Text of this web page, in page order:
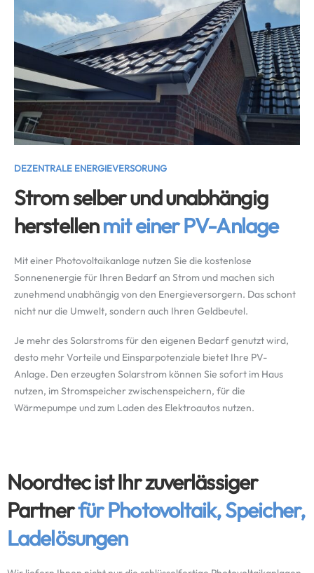
DEZENTRALE ENERGIEVERSORUNG
Strom selber und unabhängig
herstellenmit einer PV-Anlage
Mit einer Photovoltaikanlage nutzen Sie die kostenlose
Sonnenenergie für Ihren Bedarf an Strom und machen sich
zunehmend unabhängig von den Energieversorgern. Das schont
nicht nur die Umwelt, sondern auch Ihren Geldbeutel.
Je mehr des Solarstroms für den eigenen Bedarf genutzt wird,
desto mehr Vorteile und Einsparpotenziale bietet Ihre PV-
Anlage. Den erzeugten Solarstrom können Sie sofort im Haus
nutzen, im Stromspeicher zwischenspeichern, für die
Wärmepumpe und zum Laden des Elektroautos nutzen.
Noordtec ist Ihr zuverlässiger
Partnerfür Photovoltaik, Speicher,
Ladelösungen